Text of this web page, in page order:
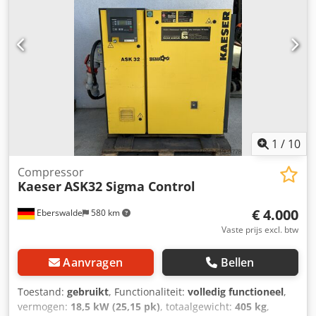
geen bindend aanbod en kan fouten bevatten, geen
garantie op alle gegevens.
1 / 10
Eberswalde 580 km
Compressor
KaeserASK32 Sigma Control
€ 4.000
Vaste prijs excl. btw
Aanvragen Bellen
Toestand: gebruikt, Functionaliteit: volledig functioneel,
vermogen: 18,5 kW (25,15 pk), totaalgewicht: 405 kg,